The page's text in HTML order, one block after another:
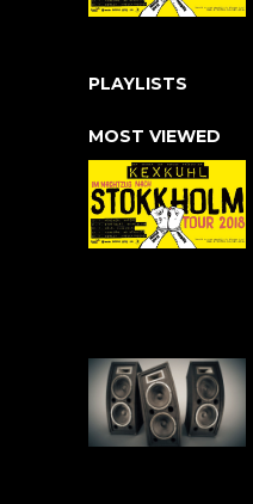
PLAYLISTS
MOST VIEWED